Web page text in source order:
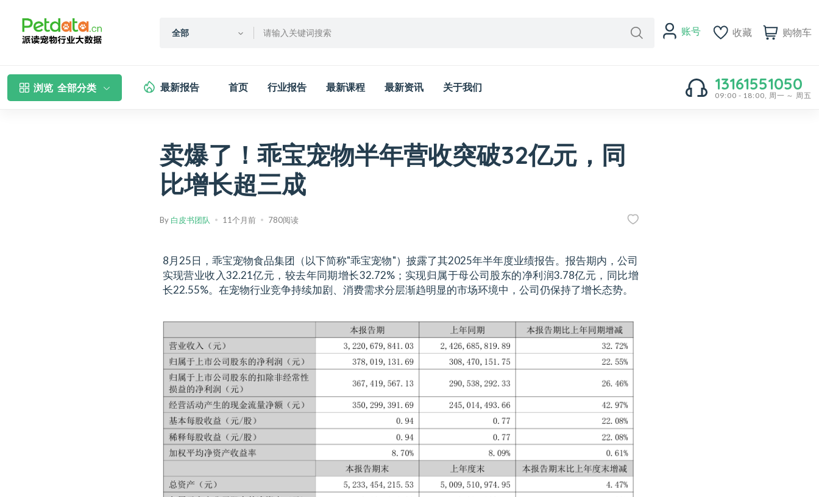
全部 账号 收藏 购物车
浏览 全部分类 最新报告 首页 行业报告 最新课程 最新资讯 关于我们 13161551050
09:00 - 18:00, 周一 ～ 周五
卖爆了！乖宝宠物半年营收突破32亿元，同
比增长超三成
By 白皮书团队 11个月前 780阅读
8月25日，乖宝宠物食品集团（以下简称"乖宝宠物"）披露了其2025年半年度业绩报告。报告期内，公司
实现营业收入32.21亿元，较去年同期增长32.72%；实现归属于母公司股东的净利润3.78亿元，同比增
长22.55%。在宠物行业竞争持续加剧、消费需求分层渐趋明显的市场环境中，公司仍保持了增长态势。